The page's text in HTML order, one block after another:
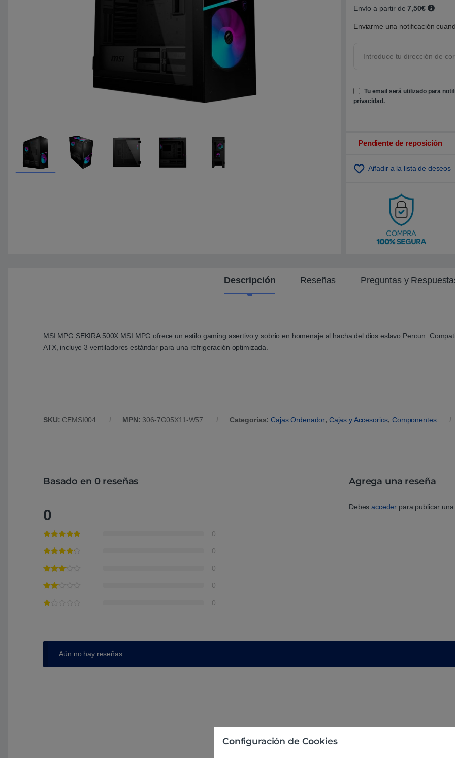
o
e
n
p
n
d
Envío a partir de7,50€
Enviarme una notificación
Tu email será utilizado para
privacidad.
Pendiente de reposición
Añadir a la lista de deseos
Descripción Reseñas Preguntas y
MSI MPG SEKIRA 500X MSI MPG ofrece un estilo gaming asertivo y sobrio en homenaje al hacha del dios eslavo Peroun.
ATX, incluye 3 ventiladores estándar para una refrigeración optimizada.
SKU: CEMSI004 MPN: 306-7G05X11-W57 Categorías:Cajas Ordenador, Cajas y Accesorios,Componentes
Basado en 0 reseñas
0
0
0
0
0
0
Agrega una reseña
Debesacceder para publicar
Aún no hay reseñas.
Configuración de Cookies